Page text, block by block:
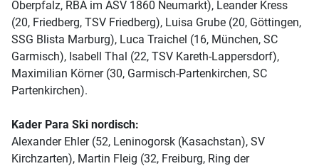
Oberpfalz, RBA im ASV 1860 Neumarkt), Leander Kress
(20, Friedberg, TSV Friedberg), Luisa Grube (20, Göttingen,
SSG Blista Marburg), Luca Traichel (16, München, SC
Garmisch), Isabell Thal (22, TSV Kareth-Lappersdorf),
Maximilian Körner (30, Garmisch-Partenkirchen, SC
Partenkirchen).
Kader Para Ski nordisch:
Alexander Ehler (52, Leninogorsk (Kasachstan), SV
Kirchzarten), Martin Fleig (32, Freiburg, Ring der